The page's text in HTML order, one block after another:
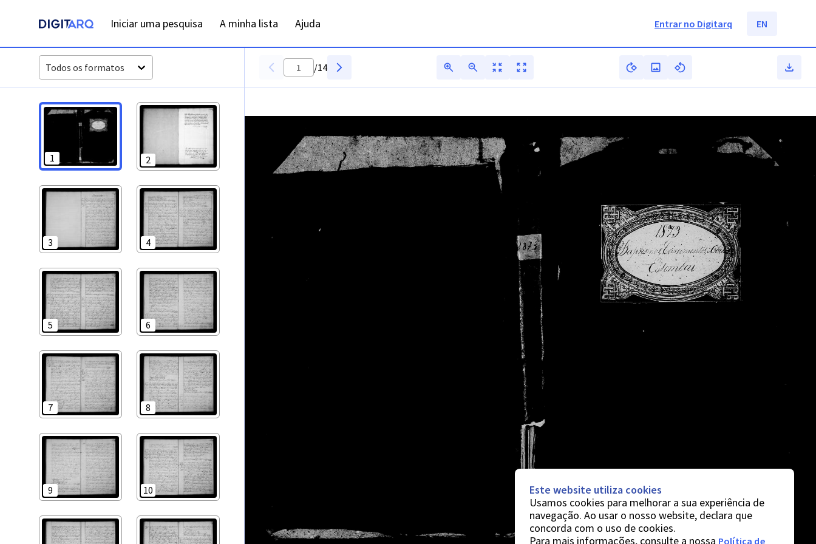
Iniciar uma pesquisa A minha lista Ajuda Entrar no Digitarq EN
Todos os formatos
1 2
3 4
5 6
7 8
9 10
/14
Este website utiliza cookies
Usamos cookies para melhorar a sua experiência de
navegação. Ao usar o nosso website, declara que
concorda com o uso de cookies.
Para mais informações, consulte a nossa Política de